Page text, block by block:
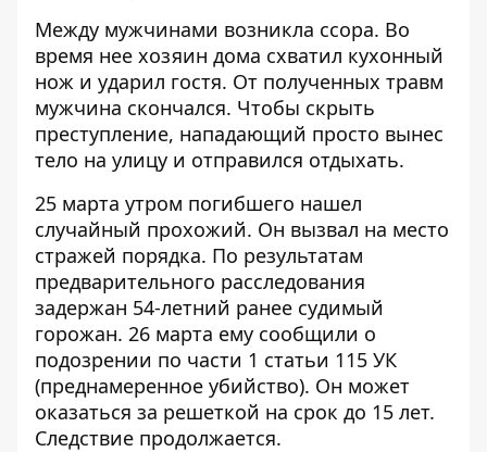
Между мужчинами возникла ссора. Во
время нее хозяин дома схватил кухонный
нож и ударил гостя. От полученных травм
мужчина скончался. Чтобы скрыть
преступление, нападающий просто вынес
тело на улицу и отправился отдыхать.
25 марта утром погибшего нашел
случайный прохожий. Он вызвал на место
стражей порядка. По результатам
предварительного расследования
задержан 54-летний ранее судимый
горожан. 26 марта ему сообщили о
подозрении по части 1 статьи 115 УК
(преднамеренное убийство). Он может
оказаться за решеткой на срок до 15 лет.
Следствие продолжается.